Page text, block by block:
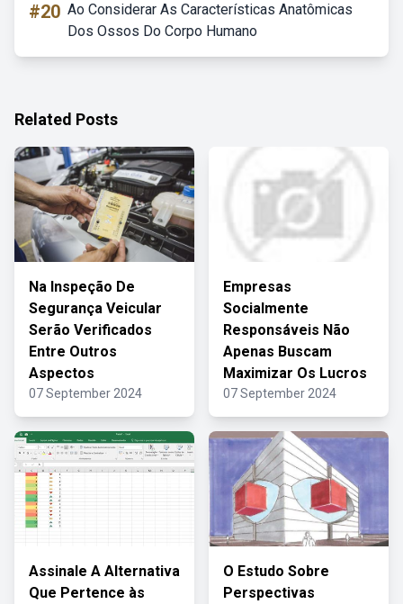
#20 Ao Considerar As Características Anatômicas
Dos Ossos Do Corpo Humano
Related Posts
Na Inspeção De
Segurança Veicular
Serão Verificados
Entre Outros
Aspectos
07 September 2024
Empresas
Socialmente
Responsáveis Não
Apenas Buscam
Maximizar Os Lucros
07 September 2024
Assinale A Alternativa
Que Pertence às
O Estudo Sobre
Perspectivas